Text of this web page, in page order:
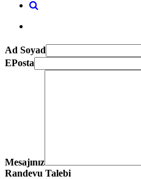
Ad Soyad
EPosta
Mesajınız
Randevu Talebi